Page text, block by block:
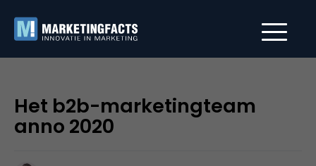
Het b2b-marketingteam
anno 2020